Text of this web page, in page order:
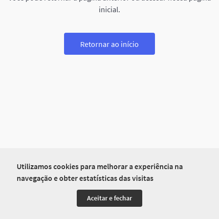
Utilizamos cookies para melhorar a experiência na
navegação e obter estatísticas das visitas
Aceitar e fechar
inicial.
Retornar ao início